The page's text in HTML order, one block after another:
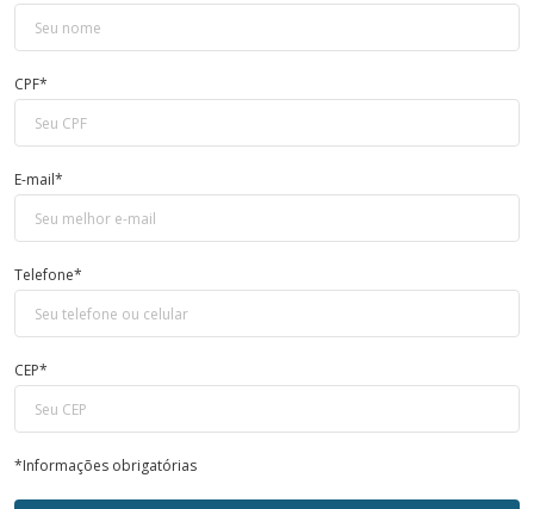
CPF*
E-mail*
Telefone*
CEP*
*Informações obrigatórias